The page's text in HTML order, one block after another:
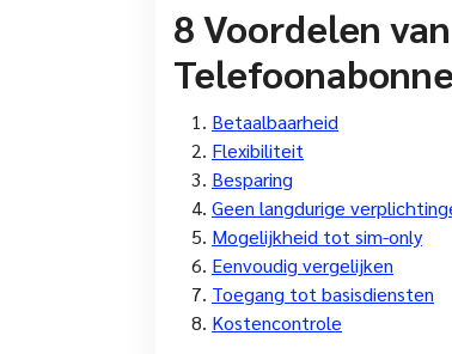
8 Voordelen
Betaalbaarheid
Flexibiliteit
Besparing
Geen langdurige
Mogelijkheid tot sim-only
Eenvoudig vergelijken
Toegang tot basisdiensten
Kostencontrole